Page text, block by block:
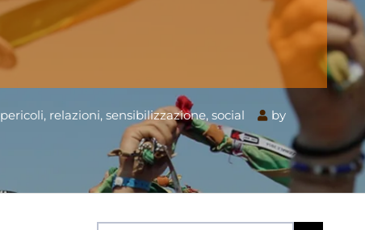
pericoli, relazioni, sensibilizzazione, social
by